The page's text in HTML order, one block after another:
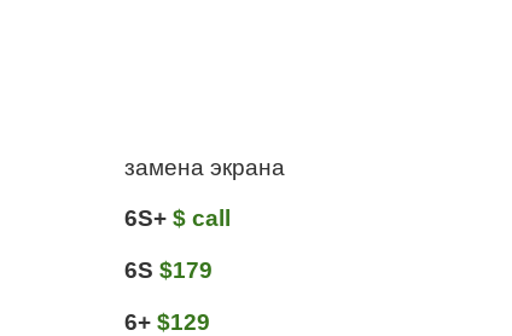
замена экрана
6S+ $ call
6S $179
6+ $129